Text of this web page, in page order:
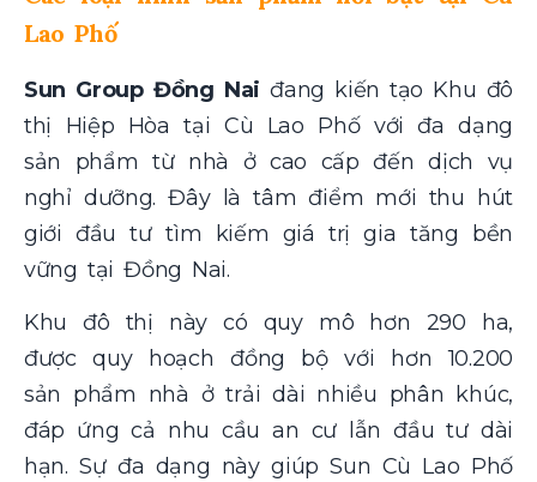
Lao Phố
Sun Group Đồng Nai đang kiến tạo Khu đô
thị Hiệp Hòa tại Cù Lao Phố với đa dạng
sản phẩm từ nhà ở cao cấp đến dịch vụ
nghỉ dưỡng. Đây là tâm điểm mới thu hút
giới đầu tư tìm kiếm giá trị gia tăng bền
vững tại Đồng Nai.
Khu đô thị này có quy mô hơn 290 ha,
được quy hoạch đồng bộ với hơn 10.200
sản phẩm nhà ở trải dài nhiều phân khúc,
đáp ứng cả nhu cầu an cư lẫn đầu tư dài
hạn. Sự đa dạng này giúp Sun Cù Lao Phố